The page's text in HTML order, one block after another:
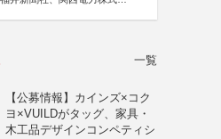
一覧
【公募情報】カインズ×コク
ヨ×VUILDがタッグ、家具・
木工品デザインコンペティシ